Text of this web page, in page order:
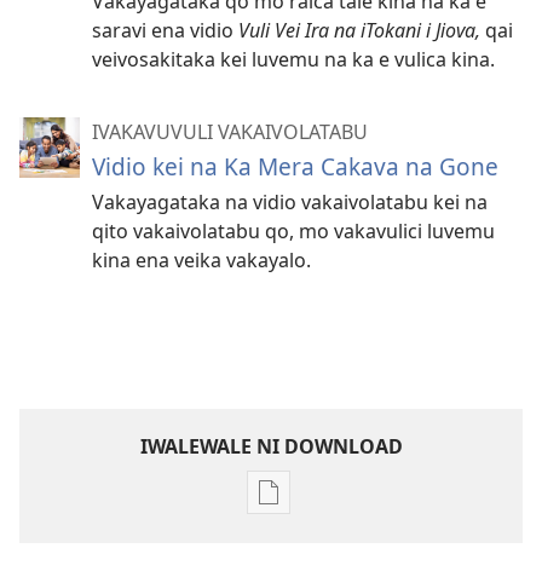
saravi ena vidio Vuli Vei Ira na iTokani i Jiova, qai
veivosakitaka kei luvemu na ka e vulica kina.
IVAKAVUVULI VAKAIVOLATABU
Vidio kei na Ka Mera Cakava na Gone
Vakayagataka na vidio vakaivolatabu kei na
qito vakaivolatabu qo, mo vakavulici luvemu
kina ena veika vakayalo.
IWALEWALE NI DOWNLOAD
Sala